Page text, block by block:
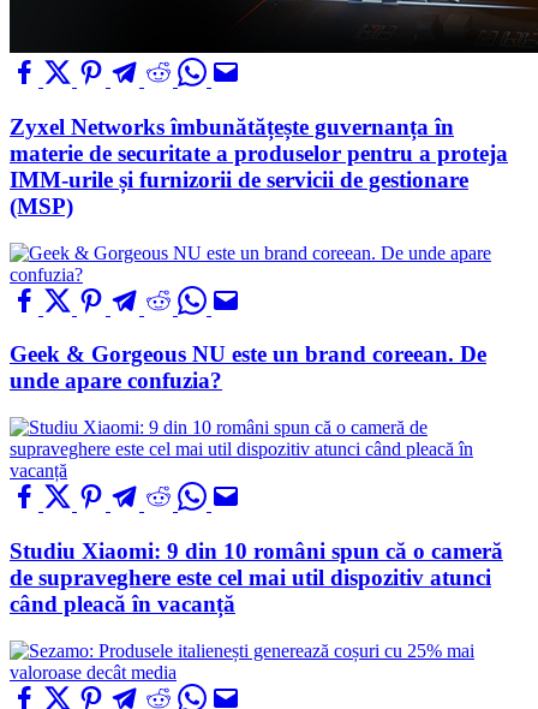
Zyxel Networks îmbunătățește guvernanța în
materie de securitate a produselor pentru a proteja
IMM-urile și furnizorii de servicii de gestionare
(MSP)
Geek & Gorgeous NU este un brand coreean. De
unde apare confuzia?
Studiu Xiaomi: 9 din 10 români spun că o cameră
de supraveghere este cel mai util dispozitiv atunci
când pleacă în vacanță